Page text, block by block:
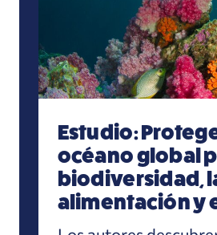
Estudio:
océano global
biodiversidad,
alimentación y